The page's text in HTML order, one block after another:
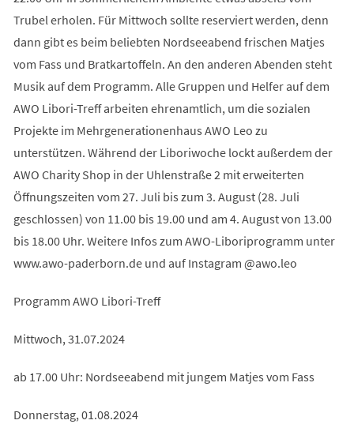
Trubel erholen. Für Mittwoch sollte reserviert werden, denn
dann gibt es beim beliebten Nordseeabend frischen Matjes
vom Fass und Bratkartoffeln. An den anderen Abenden steht
Musik auf dem Programm. Alle Gruppen und Helfer auf dem
AWO Libori-Treff arbeiten ehrenamtlich, um die sozialen
Projekte im Mehrgenerationenhaus AWO Leo zu
unterstützen. Während der Liboriwoche lockt außerdem der
AWO Charity Shop in der Uhlenstraße 2 mit erweiterten
Öffnungszeiten vom 27. Juli bis zum 3. August (28. Juli
geschlossen) von 11.00 bis 19.00 und am 4. August von 13.00
bis 18.00 Uhr. Weitere Infos zum AWO-Liboriprogramm unter
www.awo-paderborn.de und auf Instagram @awo.leo
Programm AWO Libori-Treff
Mittwoch, 31.07.2024
ab 17.00 Uhr: Nordseeabend mit jungem Matjes vom Fass
Donnerstag, 01.08.2024